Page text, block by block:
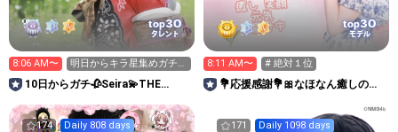
top30
タレント
8:06 AM〜
明日からキラ星集めガチイ
ベ‼️
10日からガチ🥀Seira💫THE
top30
モデル
8:11 AM〜 # 絶対１位
💐応援感謝💐🎀なほなん癒しのお
174 Daily 808 days 171 Daily 1098 days